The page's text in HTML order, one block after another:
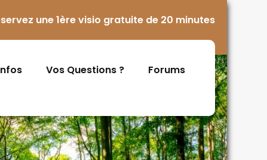
une 1ère visio gratuite de 20 minutes
Vos Questions ? Forums